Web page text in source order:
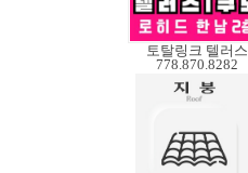
토탈링크 텔러스
778.870.8282